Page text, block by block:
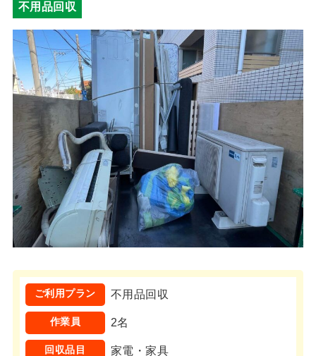
不用品回収
ご利用プラン 不用品回収
作業員 2名
回収品目 家電・家具